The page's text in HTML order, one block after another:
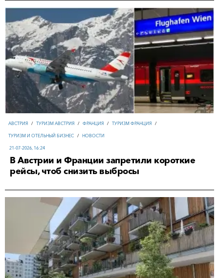
АВСТРИЯ / ТУРИЗМ АВСТРИЯ / ФРАНЦИЯ / ТУРИЗМ ФРАНЦИЯ /
ТУРИЗМ И ОТЕЛЬНЫЙ БИЗНЕС / НОВОСТИ
21-07-2026, 16:24
В Австрии и Франции запретили короткие
рейсы, чтоб снизить выбросы